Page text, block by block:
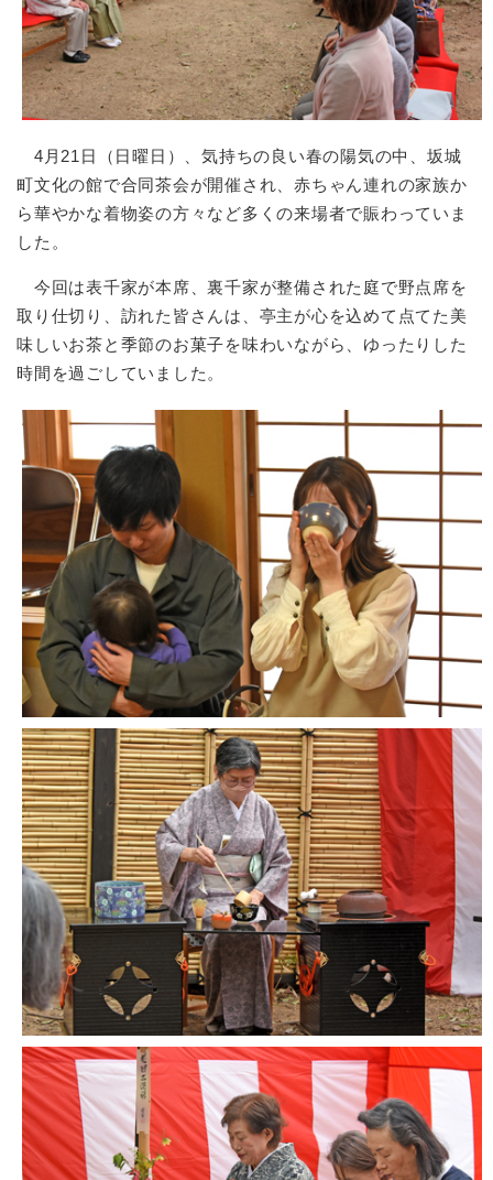
4月21日（日曜日）、気持ちの良い春の陽気の中、坂城
町文化の館で合同茶会が開催され、赤ちゃん連れの家族か
ら華やかな着物姿の方々など多くの来場者で賑わっていま
した。
今回は表千家が本席、裏千家が整備された庭で野点席を
取り仕切り、訪れた皆さんは、亭主が心を込めて点てた美
味しいお茶と季節のお菓子を味わいながら、ゆったりした
時間を過ごしていました。